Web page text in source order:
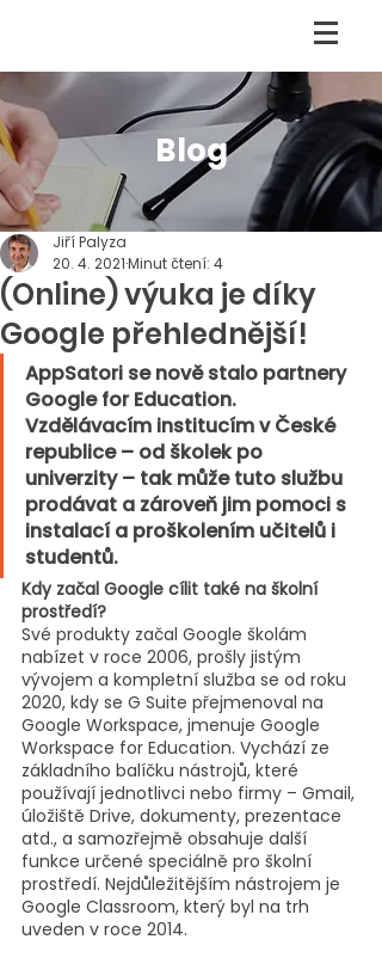
Blog
(Online) výuka je díky
Google přehlednější!
Jiří Palyza
20. 4. 2021Minut čtení: 4
AppSatori se nově stalo partnery
Google for Education.
Vzdělávacím institucím v České
republice – od školek po
univerzity – tak může tuto službu
prodávat a zároveň jim pomoci s
instalací a proškolením učitelů i
studentů.
Kdy začal Google cílit také na školní
prostředí?
Své produkty začal Google školám
nabízet v roce 2006, prošly jistým
vývojem a kompletní služba se od roku
2020, kdy se G Suite přejmenoval na
Google Workspace, jmenuje Google
Workspace for Education. Vychází ze
základního balíčku nástrojů, které
používají jednotlivci nebo firmy – Gmail,
úložiště Drive, dokumenty, prezentace
atd., a samozřejmě obsahuje další
funkce určené speciálně pro školní
prostředí. Nejdůležitějším nástrojem je
Google Classroom, který byl na trh
uveden v roce 2014.